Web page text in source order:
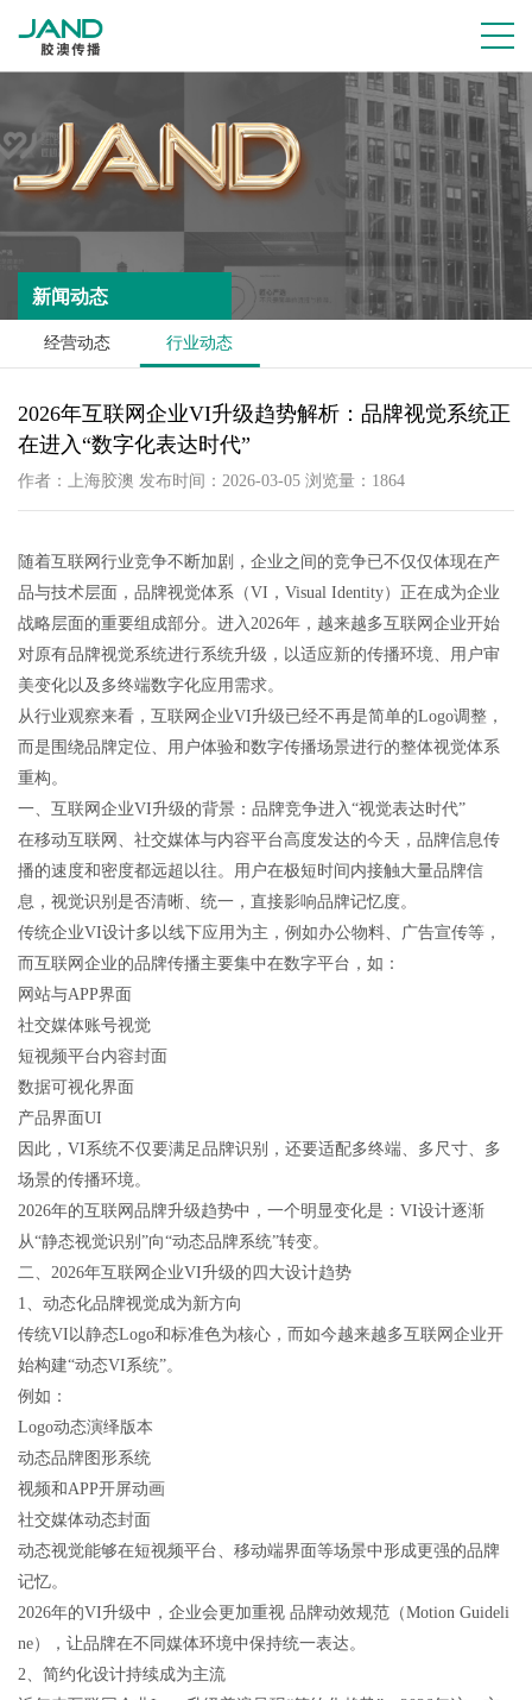
新闻动态
经营动态 行业动态
2026年互联网企业VI升级趋势解析：品牌视觉系统正
在进入“数字化表达时代”
作者：上海胶澳 发布时间：2026-03-05 浏览量：1864
随着互联网行业竞争不断加剧，企业之间的竞争已不仅仅体现在产
品与技术层面，品牌视觉体系（VI，Visual Identity）正在成为企业
战略层面的重要组成部分。进入2026年，越来越多互联网企业开始
对原有品牌视觉系统进行系统升级，以适应新的传播环境、用户审
美变化以及多终端数字化应用需求。
从行业观察来看，互联网企业VI升级已经不再是简单的Logo调整，
而是围绕品牌定位、用户体验和数字传播场景进行的整体视觉体系
重构。
一、互联网企业VI升级的背景：品牌竞争进入“视觉表达时代”
在移动互联网、社交媒体与内容平台高度发达的今天，品牌信息传
播的速度和密度都远超以往。用户在极短时间内接触大量品牌信
息，视觉识别是否清晰、统一，直接影响品牌记忆度。
传统企业VI设计多以线下应用为主，例如办公物料、广告宣传等，
而互联网企业的品牌传播主要集中在数字平台，如：
网站与APP界面
社交媒体账号视觉
短视频平台内容封面
数据可视化界面
产品界面UI
因此，VI系统不仅要满足品牌识别，还要适配多终端、多尺寸、多
场景的传播环境。
2026年的互联网品牌升级趋势中，一个明显变化是：VI设计逐渐
从“静态视觉识别”向“动态品牌系统”转变。
二、2026年互联网企业VI升级的四大设计趋势
1、动态化品牌视觉成为新方向
传统VI以静态Logo和标准色为核心，而如今越来越多互联网企业开
始构建“动态VI系统”。
例如：
Logo动态演绎版本
动态品牌图形系统
视频和APP开屏动画
社交媒体动态封面
动态视觉能够在短视频平台、移动端界面等场景中形成更强的品牌
记忆。
2026年的VI升级中，企业会更加重视 品牌动效规范（Motion Guideli
ne），让品牌在不同媒体环境中保持统一表达。
2、简约化设计持续成为主流